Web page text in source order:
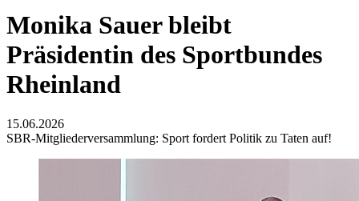
Monika Sauer bleibt
Präsidentin des Sportbundes
Rheinland
15.06.2026
SBR-Mitgliederversammlung: Sport fordert Politik zu Taten auf!